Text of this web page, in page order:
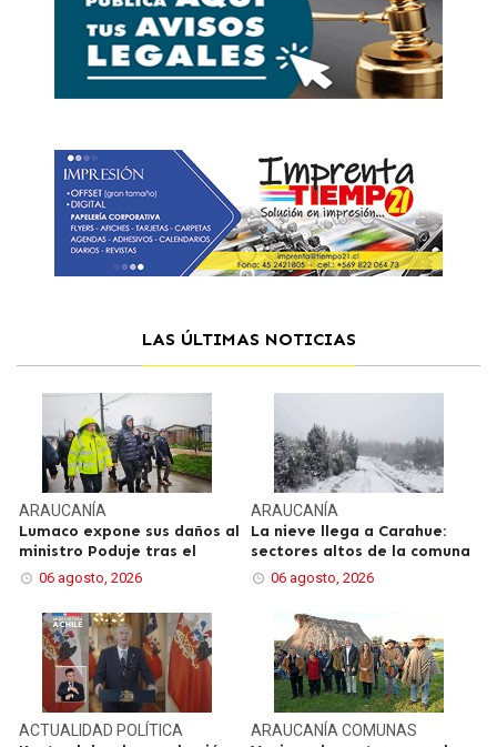
LAS ÚLTIMAS NOTICIAS
ARAUCANÍA
Lumaco expone sus daños al
ministro Poduje tras el
06 agosto, 2026
ARAUCANÍA
La nieve llega a Carahue:
sectores altos de la comuna
06 agosto, 2026
ACTUALIDAD POLÍTICA ARAUCANÍA COMUNAS